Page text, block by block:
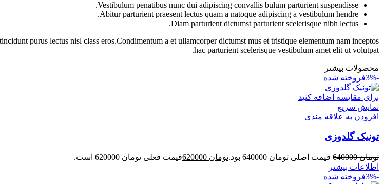
Vestibulum penatibus nunc dui adipiscing convallis bulum parturient suspendisse.
Abitur parturient praesent lectus quam a natoque adipiscing a vestibulum hendre.
Diam parturient dictumst parturient scelerisque nibh lectus.
purus lectus nisl class eros.Condimentum a et ullamcorper dictumst mus et tristique elementum nam inceptos
hac parturient scelerisque vestibulum amet elit ut volutpat.
محصولات بیشتر
-3%
فروخته شده
برای مقایسه اضافه کنید
نمایش سریع
افزودن به علاقه مندی
تونیک گلدوزی
تومان640000 قیمت اصلی تومان 640000 بود. تومان
قیمت فعلی تومان 620000 است.
اطلاعات بیشتر
-3%
فروخته شده